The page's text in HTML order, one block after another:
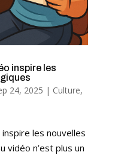
inspire les
24, 2025 | Culture,
les nouvelles
vidéo n’est plus un